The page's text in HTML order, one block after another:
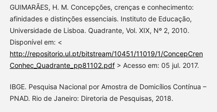
GUIMARÃES, H. M. Concepções, crenças e conhecimento:
afinidades e distinções essenciais. Instituto de Educação,
Universidade de Lisboa. Quadrante, Vol. XIX, Nº 2, 2010.
Disponível em: <
http://repositorio.ul.pt/bitstream/10451/11019/1/ConcepCren
Conhec_Quadrante_pp81102.pdf> Acesso em: 05 jul. 2017.
IBGE. Pesquisa Nacional por Amostra de Domicílios Contínua –
PNAD. Rio de Janeiro: Diretoria de Pesquisas, 2018.